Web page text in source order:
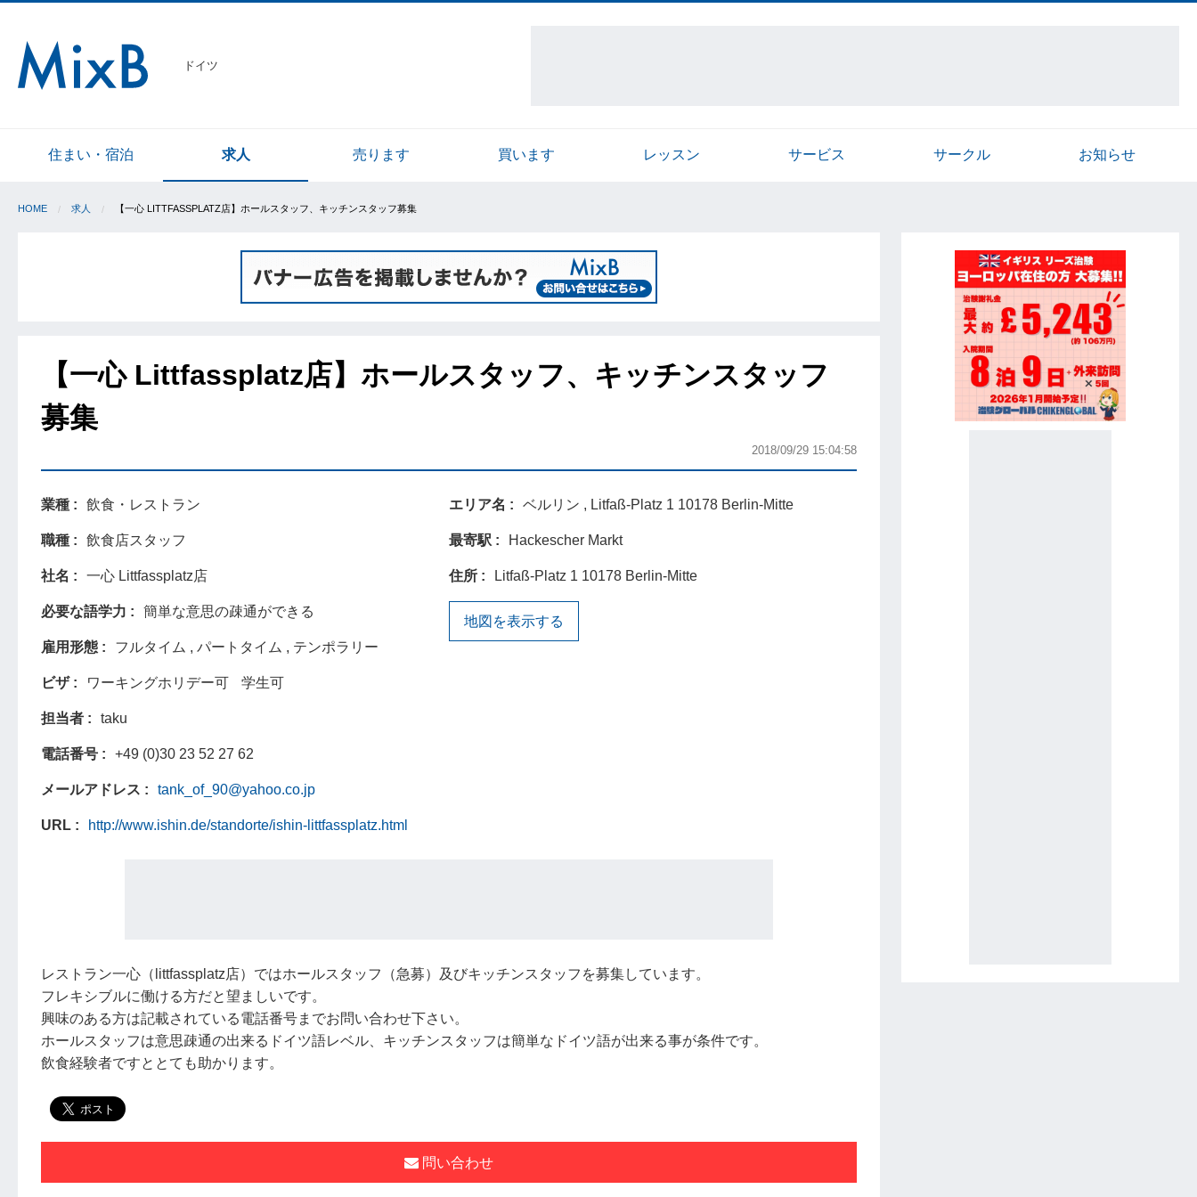
ドイツ
住まい・宿泊 求人 売ります 買います レッスン サービス サークル お知らせ
HOME 求人 【一心 LITTFASSPLATZ店】ホールスタッフ、キッチンスタッフ募集
【一心 Littfassplatz店】ホールスタッフ、キッチンスタッフ
募集
2018/09/29 15:04:58
業種 飲食・レストラン
職種 飲食店スタッフ
社名 一心 Littfassplatz店
必要な語学力 簡単な意思の疎通ができる
雇用形態 フルタイム , パートタイム , テンポラリー
ビザ ワーキングホリデー可 学生可
担当者 taku
電話番号 +49 (0)30 23 52 27 62
メールアドレス tank_of_90@yahoo.co.jp
URL http://www.ishin.de/standorte/ishin-littfassplatz.html
エリア名 ベルリン , Litfaß-Platz 1 10178 Berlin-Mitte
最寄駅 Hackescher Markt
住所 Litfaß-Platz 1 10178 Berlin-Mitte
地図を表示する
レストラン一心（littfassplatz店）ではホールスタッフ（急募）及びキッチンスタッフを募集しています。
フレキシブルに働ける方だと望ましいです。
興味のある方は記載されている電話番号までお問い合わせ下さい。
ホールスタッフは意思疎通の出来るドイツ語レベル、キッチンスタッフは簡単なドイツ語が出来る事が条件です。
飲食経験者ですととても助かります。
問い合わせ